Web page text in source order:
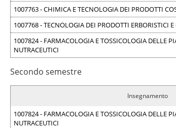
1007763 - CHIMICA E TECNOLOGIA DEI PRODOTTI
1007768 - TECNOLOGIA DEI PRODOTTI ERBORISTICI E
1007824 - FARMACOLOGIA E TOSSICOLOGIA DELLE
NUTRACEUTICI
Secondo semestre
Insegnamento
1007824 - FARMACOLOGIA E TOSSICOLOGIA DELLE
NUTRACEUTICI